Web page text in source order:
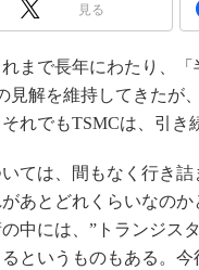
この10年で起こった
で起こること
製品分解で探るアジア
光伝送技術を知る
“異端児エンジニア”が
イノベーションは日本
JASA発IoT通信
見る
まで長年にわたり、
見解を維持してきたが
れでもTSMCは、引き
ては、間もなく行き
あとどれくらいなの
中には、”トランジス
というものもある。